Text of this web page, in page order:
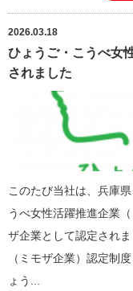
2026.03.18
ひょうご・こうべ女
されました
このたび当社は、兵庫
うべ女性活躍推進企業
ザ企業として認定され
（ミモザ企業）認定制
ょう...